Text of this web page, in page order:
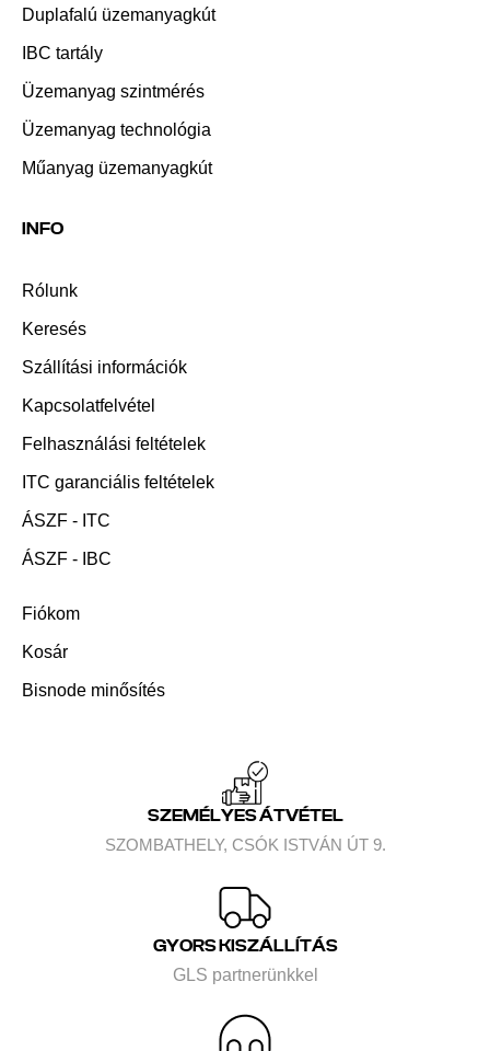
Duplafalú üzemanyagkút
IBC tartály
Üzemanyag szintmérés
Üzemanyag technológia
Műanyag üzemanyagkút
INFO
Rólunk
Keresés
Szállítási információk
Kapcsolatfelvétel
Felhasználási feltételek
ITC garanciális feltételek
ÁSZF - ITC
ÁSZF - IBC
Fiókom
Kosár
Bisnode minősítés
SZEMÉLYES ÁTVÉTEL
SZOMBATHELY, CSÓK ISTVÁN ÚT 9.
GYORS KISZÁLLÍTÁS
GLS partnerünkkel